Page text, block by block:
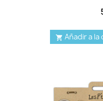
 Añadir a la